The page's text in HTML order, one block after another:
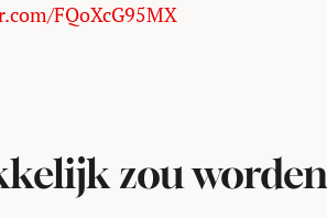
FQoXcG95MX
zou worden